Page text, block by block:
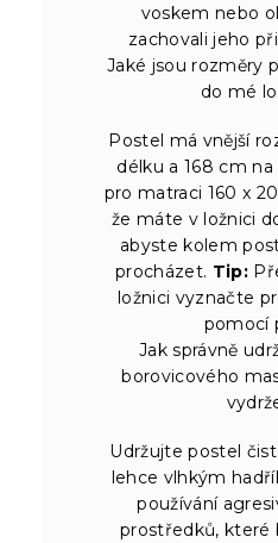
voskem nebo
zachovali jeho
Jaké jsou rozměry
do mé
Postel má vnější
délku a 168 cm
pro matraci 160 x
že máte v ložnici
abyste kolem
procházet. Tip:
ložnici vyznačte
pomocí
Jak správně
borovicového
Udržujte postel
lehce vlhkým
používání
prostředků, které